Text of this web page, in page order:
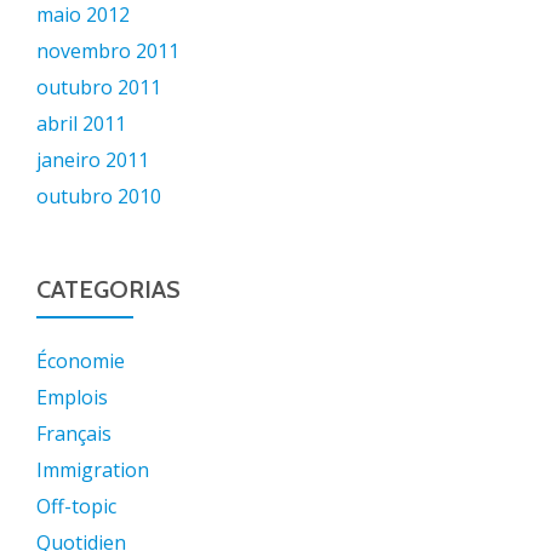
maio 2012
novembro 2011
outubro 2011
abril 2011
janeiro 2011
outubro 2010
CATEGORIAS
Économie
Emplois
Français
Immigration
Off-topic
Quotidien